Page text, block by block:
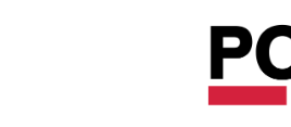
Przejdź
do